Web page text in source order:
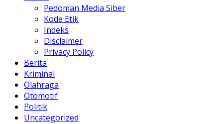
Pedoman Media Siber
Kode Etik
Indeks
Disclaimer
Privacy Policy
Berita
Kriminal
Olahraga
Otomotif
Politik
Uncategorized